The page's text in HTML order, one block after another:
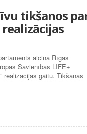
tikšanos
realizācijas
aicina Rīgas
Savienības LIFE+
realizācijas gaitu. Tikšanās